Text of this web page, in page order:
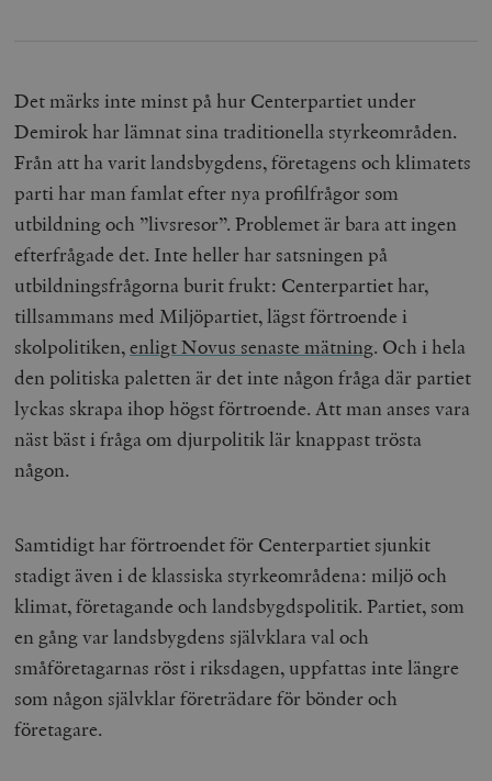
Det märks inte minst på hur Centerpartiet under
Demirok har lämnat sina traditionella styrkeområden.
Från att ha varit landsbygdens, företagens och klimatets
parti har man famlat efter nya profilfrågor som
utbildning och ”livsresor”. Problemet är bara att ingen
efterfrågade det. Inte heller har satsningen på
utbildningsfrågorna burit frukt: Centerpartiet har,
tillsammans med Miljöpartiet, lägst förtroende i
skolpolitiken,enligt Novus senaste mätning. Och i hela
den politiska paletten är det inte någon fråga där partiet
lyckas skrapa ihop högst förtroende. Att man anses vara
näst bäst i fråga om djurpolitik lär knappast trösta
någon.
Samtidigt har förtroendet för Centerpartiet sjunkit
stadigt även i de klassiska styrkeområdena: miljö och
klimat, företagande och landsbygdspolitik. Partiet, som
en gång var landsbygdens självklara val och
småföretagarnas röst i riksdagen, uppfattas inte längre
som någon självklar företrädare för bönder och
företagare.